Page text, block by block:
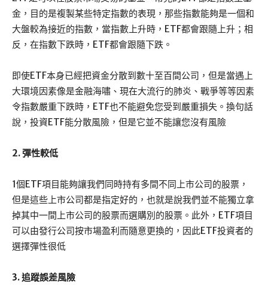
金，目的是複製某些特定指數的表現，那些指數能夠是一個和
大盤較為接近的指數，當指數上升時，ETF都會跟隨上升；相
反，在指數下跌時，ETF都會跟隨下跌。
即使ETF本身已經把資金分散到數十至百間公司，但是當遇上
大環境因素像是金融海嘯、現在大流行的肺炎、戰爭等等因素
令指數嚴重下跌時，ETF也不能避免您受到嚴重損失。換句話
說，投資ETF能分散風險，但是它並不能讓您沒有風險
2. 彈性較低
1個ETF項目能夠讓我們同時持有多間不同上市公司的股票，
但是這些上市公司都是指定好的，也就是說我們並不能獨立拿
掉其中一間上市公司的股票而選購別的股票。此外，ETF項目
可以由發行公司按市場盈利而隨意更換的，因此ETF投資者的
選擇彈性很低
3. 追蹤誤差風險